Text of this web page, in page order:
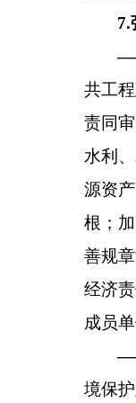
7.
共工
责同
水利
源资产
根；
善规
经济
成员
境保